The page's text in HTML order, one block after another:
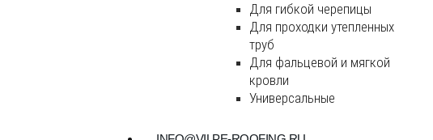
Для гибкой черепицы
Для проходки утепленных
труб
Для фальцевой и мягкой
кровли
Универсальные